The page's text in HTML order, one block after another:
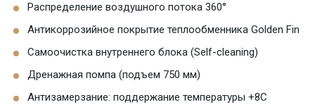
Распределение воздушного потока 360°
Антикоррозийное покрытие теплообменника Golden Fin
Самоочистка внутреннего блока (Self-cleaning)
Дренажная помпа (подъем 750 мм)
Антизамерзание: поддержание температуры +8С